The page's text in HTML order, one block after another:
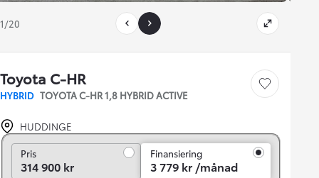
1/20
Toyota C-HR
HYBRID TOYOTA C-HR 1,8 HYBRID ACTIVE
Save car
HUDDINGE
PrisPris
314 900 kr
Finansiering
3 779 kr /månad